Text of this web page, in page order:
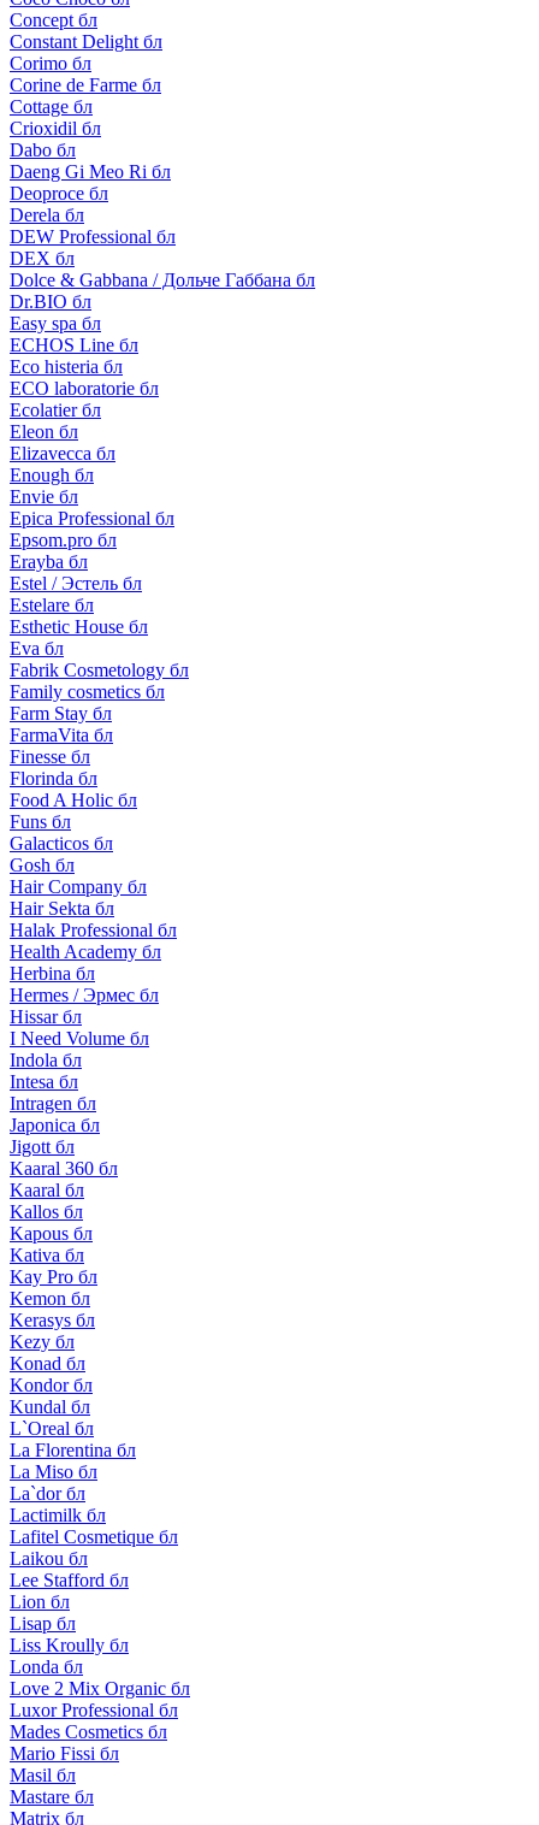
Concept бл
Constant Delight бл
Corimo бл
Corine de Farme бл
Cottage бл
Crioxidil бл
Dabo бл
Daeng Gi Meo Ri бл
Deoproce бл
Derela бл
DEW Professional бл
DEX бл
Dolce & Gabbana / Дольче Габбана бл
Dr.BIO бл
Easy spa бл
ECHOS Line бл
Eco histeria бл
ECO laboratorie бл
Ecolatier бл
Eleon бл
Elizavecca бл
Enough бл
Envie бл
Epica Professional бл
Epsom.pro бл
Erayba бл
Estel / Эстель бл
Estelare бл
Esthetic House бл
Eva бл
Fabrik Cosmetology бл
Family cosmetics бл
Farm Stay бл
FarmaVita бл
Finesse бл
Florinda бл
Food A Holic бл
Funs бл
Galacticos бл
Gosh бл
Hair Company бл
Hair Sekta бл
Halak Professional бл
Health Academy бл
Herbina бл
Hermes / Эрмес бл
Hissar бл
I Need Volume бл
Indola бл
Intesa бл
Intragen бл
Japonica бл
Jigott бл
Kaaral 360 бл
Kaaral бл
Kallos бл
Kapous бл
Kativa бл
Kay Pro бл
Kemon бл
Kerasys бл
Kezy бл
Konad бл
Kondor бл
Kundal бл
L`Oreal бл
La Florentina бл
La Miso бл
La`dor бл
Lactimilk бл
Lafitel Cosmetique бл
Laikou бл
Lee Stafford бл
Lion бл
Lisap бл
Liss Kroully бл
Londa бл
Love 2 Mix Organic бл
Luxor Professional бл
Mades Cosmetics бл
Mario Fissi бл
Masil бл
Mastare бл
Matrix бл